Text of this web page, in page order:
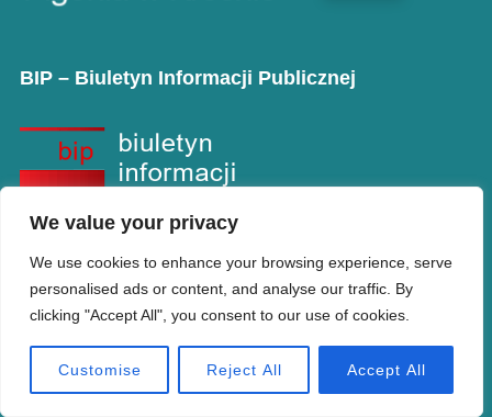
We value your privacy
We use cookies to enhance your browsing experience, serve
personalised ads or content, and analyse our traffic. By
clicking "Accept All", you consent to our use of cookies.
Customise Reject All Accept All
BIP – Biuletyn Informacji Publicznej
Copyright © PANS w Krośnie